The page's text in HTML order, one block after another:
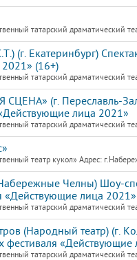
татарский драматический
(г. Екатеринбург)
(16+)
татарский драматический
(г. Переславль-
лица 2021»
татарский драматический
театр кукол» Адрес:
Челны) Шоу-
«Действующие лица 2021»
татарский драматический
(Народный театр) (г.
фестиваля «Действующие
татарский драматический